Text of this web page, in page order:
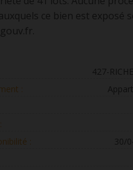
ce bien est exposé
427-
:
:
30/